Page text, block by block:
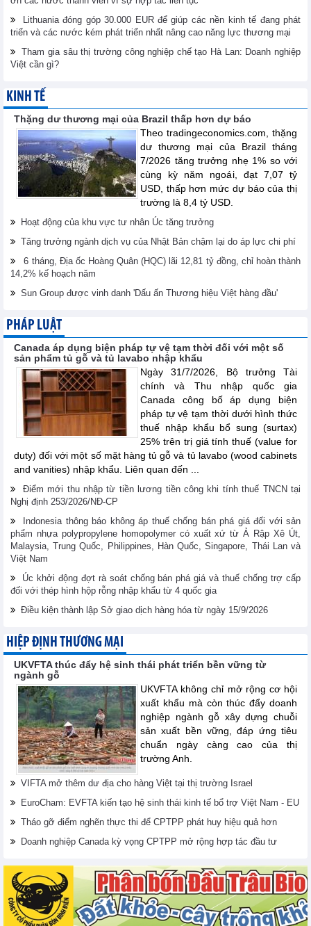
Lithuania đóng góp 30.000 EUR để giúp các nền kinh tế đang phát
triển và các nước kém phát triển nhất nâng cao năng lực thương mại
Tham gia sâu thị trường công nghiệp chế tạo Hà Lan: Doanh nghiệp
Việt cần gì?
KINH TẾ
Thặng dư thương mại của Brazil thấp hơn dự báo
Theo tradingeconomics.com, thặng
dư thương mại của Brazil tháng
7/2026 tăng trưởng nhẹ 1% so với
cùng kỳ năm ngoái, đạt 7,07 tỷ
USD, thấp hơn mức dự báo của thị
trường là 8,4 tỷ USD.
Hoạt động của khu vực tư nhân Úc tăng trưởng
Tăng trưởng ngành dịch vụ của Nhật Bản chậm lại do áp lực chi phí
6 tháng, Địa ốc Hoàng Quân (HQC) lãi 12,81 tỷ đồng, chỉ hoàn thành
14,2% kế hoạch năm
Sun Group được vinh danh 'Dấu ấn Thương hiệu Việt hàng đầu'
PHÁP LUẬT
Canada áp dụng biện pháp tự vệ tạm thời đối với một số
sản phẩm tủ gỗ và tủ lavabo nhập khẩu
Ngày 31/7/2026, Bộ trưởng Tài
chính và Thu nhập quốc gia
Canada công bố áp dụng biện
pháp tự vệ tạm thời dưới hình thức
thuế nhập khẩu bổ sung (surtax)
25% trên trị giá tính thuế (value for
duty) đối với một số mặt hàng tủ gỗ và tủ lavabo (wood cabinets
and vanities) nhập khẩu. Liên quan đến ...
Điểm mới thu nhập từ tiền lương tiền công khi tính thuế TNCN tại
Nghị định 253/2026/NĐ-CP
Indonesia thông báo không áp thuế chống bán phá giá đối với sản
phẩm nhựa polypropylene homopolymer có xuất xứ từ Ả Rập Xê Út,
Malaysia, Trung Quốc, Philippines, Hàn Quốc, Singapore, Thái Lan và
Việt Nam
Úc khởi động đợt rà soát chống bán phá giá và thuế chống trợ cấp
đối với thép hình hộp rỗng nhập khẩu từ 4 quốc gia
Điều kiện thành lập Sở giao dịch hàng hóa từ ngày 15/9/2026
HIỆP ĐỊNH THƯƠNG MẠI
UKVFTA thúc đẩy hệ sinh thái phát triển bền vững từ
ngành gỗ
UKVFTA không chỉ mở rộng cơ hội
xuất khẩu mà còn thúc đẩy doanh
nghiệp ngành gỗ xây dựng chuỗi
sản xuất bền vững, đáp ứng tiêu
chuẩn ngày càng cao của thị
trường Anh.
VIFTA mở thêm dư địa cho hàng Việt tại thị trường Israel
EuroCham: EVFTA kiến tạo hệ sinh thái kinh tế bổ trợ Việt Nam - EU
Tháo gỡ điểm nghẽn thực thi để CPTPP phát huy hiệu quả hơn
Doanh nghiệp Canada kỳ vọng CPTPP mở rộng hợp tác đầu tư